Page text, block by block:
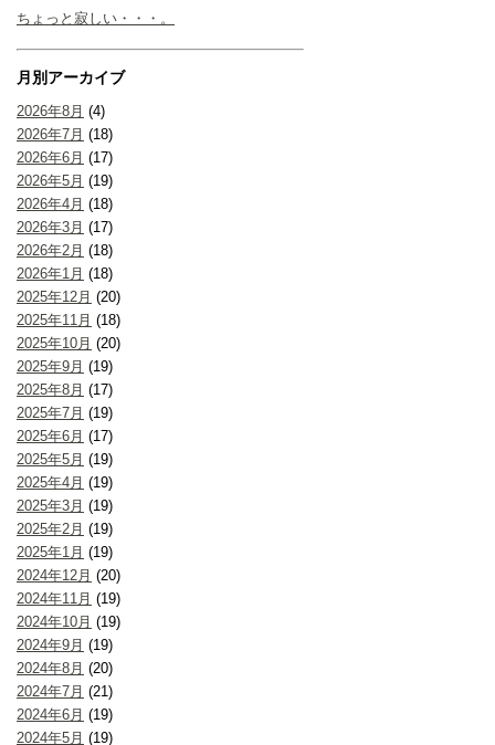
ちょっと寂しい・・・。
月別アーカイブ
2026年8月 (4)
2026年7月 (18)
2026年6月 (17)
2026年5月 (19)
2026年4月 (18)
2026年3月 (17)
2026年2月 (18)
2026年1月 (18)
2025年12月 (20)
2025年11月 (18)
2025年10月 (20)
2025年9月 (19)
2025年8月 (17)
2025年7月 (19)
2025年6月 (17)
2025年5月 (19)
2025年4月 (19)
2025年3月 (19)
2025年2月 (19)
2025年1月 (19)
2024年12月 (20)
2024年11月 (19)
2024年10月 (19)
2024年9月 (19)
2024年8月 (20)
2024年7月 (21)
2024年6月 (19)
2024年5月 (19)